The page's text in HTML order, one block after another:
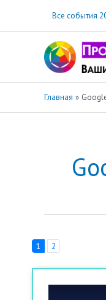
содержимому
Все события
Главная
1 2